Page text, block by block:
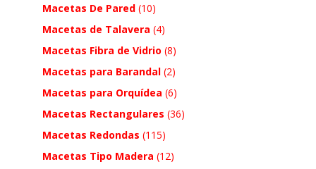
Macetas De Pared (10)
Macetas de Talavera (4)
Macetas Fibra de Vidrio (8)
Macetas para Barandal (2)
Macetas para Orquídea (6)
Macetas Rectangulares (36)
Macetas Redondas (115)
Macetas Tipo Madera (12)